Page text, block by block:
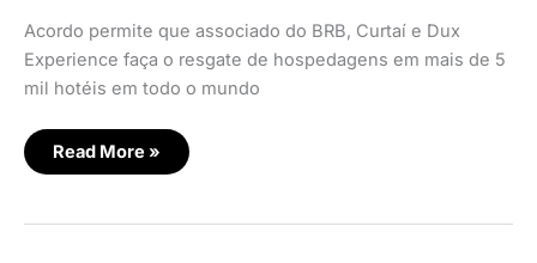
Acordo permite que associado do BRB, Curtaí e Dux
Experience faça o resgate de hospedagens em mais de 5
mil hotéis em todo o mundo
Read More »